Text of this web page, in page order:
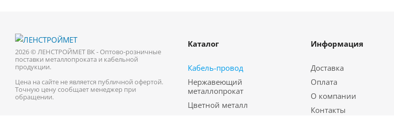
2026 © ЛЕНСТРОЙМЕТ ВК - Оптово-розничные
поставки металлопроката и кабельной
продукции.
Цена на сайте не является публичной офертой.
Точную цену сообщает менеджер при
обращении.
Каталог
Кабель-провод
Нержавеющий
металлопрокат
Цветной металл
Информация
Доставка
Оплата
О компании
Контакты